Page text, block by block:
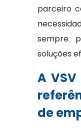
parceiro
sempre
soluções
A VSV
de